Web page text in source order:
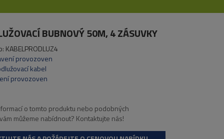
BUBNOVÝ 50M, 4 ZÁSUVKY
KABELPRODLUZ4
provozoven
kabel
provozoven
o tomto produktu nebo podobných
můžeme nabídnout? Kontaktujte nás!